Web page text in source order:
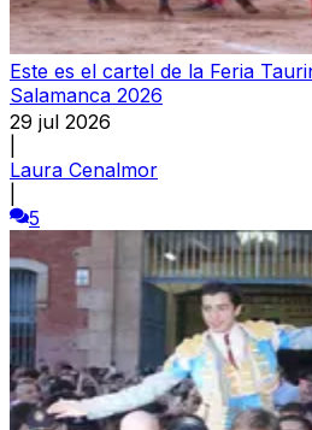
Este es el cartel de la Feria
Salamanca 2026
29 jul 2026
Laura Cenalmor
5